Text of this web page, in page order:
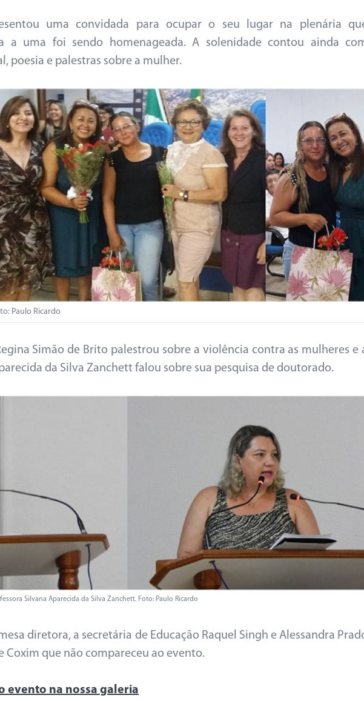
uma convidada para ocupar o seu lugar na plenária
a uma foi sendo homenageada. A solenidade contou ainda
poesia e palestras sobre a mulher.
Paulo Ricardo
Simão de Brito palestrou sobre a violência contra as mulheres e
da Silva Zanchett falou sobre sua pesquisa de doutorado.
Silvana Aparecida da Silva Zanchett​. Foto: Paulo Ricardo
diretora, a secretária de Educação Raquel Singh e Alessandra
Coxim que não compareceu ao evento.
evento na nossa galeria